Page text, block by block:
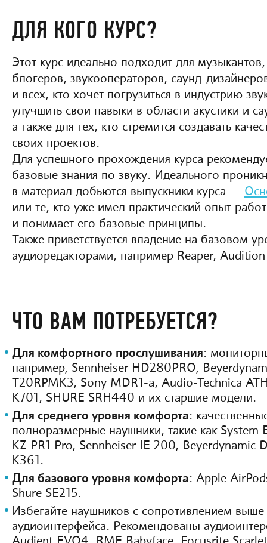
ДЛЯ КОГО КУРС?
Этот курс идеально подходит для
блогеров, звукооператоров, саунд-
и всех, кто хочет погрузиться в индустрию
улучшить свои навыки в области акустики и
а также для тех, кто стремится создавать
своих проектов.
Для успешного прохождения курса
базовые знания по звуку. Идеального
в материал добьются выпускники курса —
или те, кто уже имел практический опыт
и понимает его базовые принципы.
Также приветствуется владение на базовом
аудиоредакторами, например Reaper,
ЧТО ВАМ ПОТРЕБУЕТСЯ?
Для комфортного прослушивания:
например, Sennheiser HD280PRO,
T20RPMK3, Sony MDR1-a, Audio-Technica
K701, SHURE SRH440 и их старшие модели.
Для среднего уровня комфорта:
полноразмерные наушники, такие как System
KZ PR1 Pro, Sennheiser IE 200, Beyerdynamic
K361.
Для базового уровня комфорта: Apple
Shure SE215.
Избегайте наушников с сопротивлением
аудиоинтерфейса. Рекомендованы